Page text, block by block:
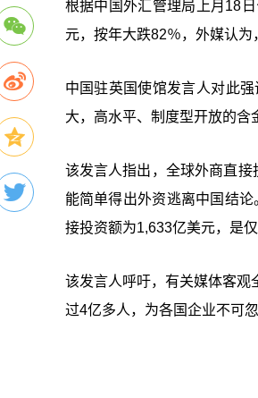
根据中国外汇管理局上月18
元，按年大跌82％，外媒认为
中国驻英国使馆发言人对此
大，高水平、制度型开放的含
该发言人指出，全球外商直
能简单得出外资逃离中国结
接投资额为1,633亿美元，是
该发言人呼吁，有关媒体客观
过4亿多人，为各国企业不可